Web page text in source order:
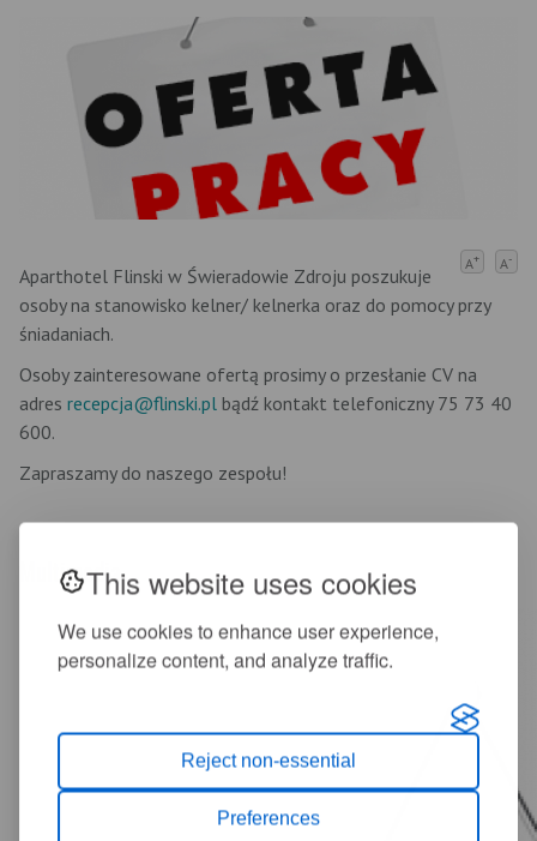
This website uses cookies
We use cookies to enhance user experience,
personalize content, and analyze traffic.
Reject non-essential
Preferences
A+ A-
Aparthotel Flinski w Świeradowie Zdroju poszukuje
osoby na stanowisko kelner/ kelnerka oraz do pomocy przy
śniadaniach.
Osoby zainteresowane ofertą prosimy o przesłanie CV na
adres recepcja@flinski.pl bądź kontakt telefoniczny 75 73 40
600.
Zapraszamy do naszego zespołu!
Multimedia